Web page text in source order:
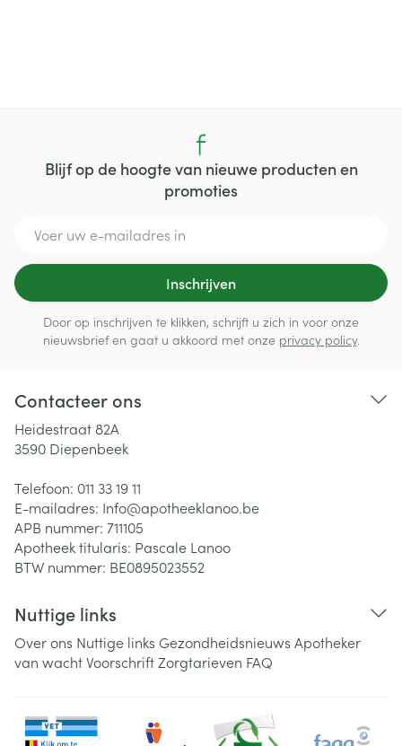
Blijf op de hoogte van nieuwe producten en
promoties
Inschrijven
Door op inschrijven te klikken, schrijft u zich in voor onze
nieuwsbrief en gaat u akkoord met onze privacy policy.
Contacteer ons
Heidestraat 82A
3590 Diepenbeek
Telefoon: 011 33 19 11
E-mailadres: Info@apotheeklanoo.be
APB nummer: 711105
Apotheek titularis: Pascale Lanoo
BTW nummer: BE0895023552
Nuttige links
Over ons Nuttige links Gezondheidsnieuws Apotheker
van wachtVoorschriftZorgtarieven FAQ